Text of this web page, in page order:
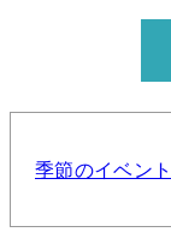
季節のイベント